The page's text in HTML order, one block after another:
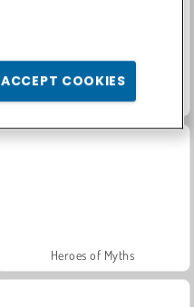
Rummy World
Heroes of Myths
ACCEPT COOKIES